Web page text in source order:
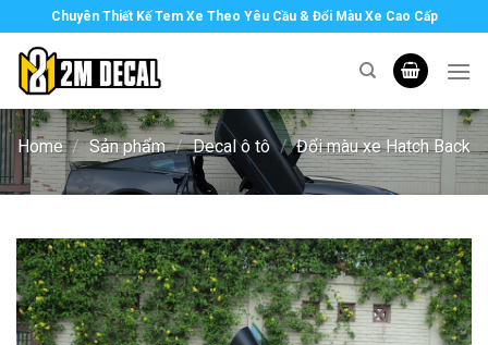
to
content
Chuyên Thiết Kế Tem Xe Theo Yêu Cầu & Đổi Màu Xe Cao Cấp
Home / Sản phẩm / Decal ô tô / Đổi màu xe Hatch Back